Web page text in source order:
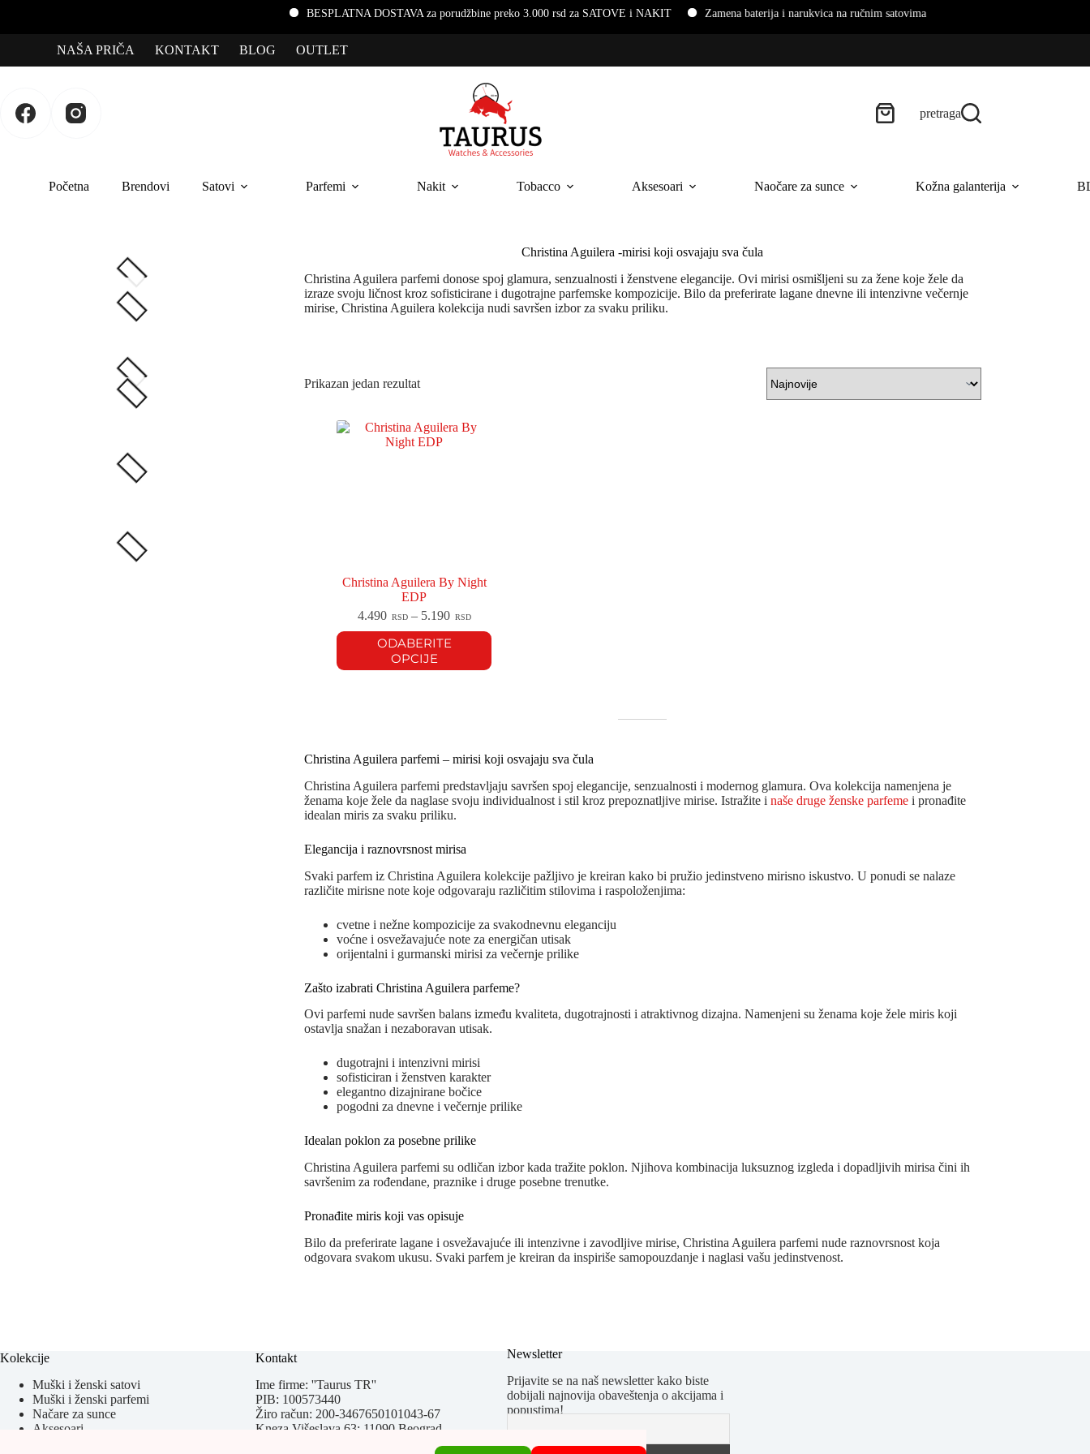
BESPLATNA DOSTAVA za porudžbine preko 3.000 rsd za SATOVE i NAKIT Zamena baterija i narukvica na ručnim satovima
NAŠA PRIČA KONTAKT BLOG OUTLET
pretraga
Početna Brendovi Satovi Parfemi Nakit Tobacco Aksesoari Naočare za sunce Kožna galanterija
Christina Aguilera -mirisi koji osvajaju sva čula
Christina Aguilera parfemi donose spoj glamura, senzualnosti i ženstvene elegancije. Ovi mirisi osmišljeni su za žene koje žele da
izraze svoju ličnost kroz sofisticirane i dugotrajne parfemske kompozicije. Bilo da preferirate lagane dnevne ili intenzivne večernje
mirise, Christina Aguilera kolekcija nudi savršen izbor za svaku priliku.
Prikazan jedan rezultat
Christina Aguilera By Night
EDP
4.490 RSD – 5.190 RSD
ODABERITE
OPCIJE
Christina Aguilera parfemi – mirisi koji osvajaju sva čula
Christina Aguilera parfemi predstavljaju savršen spoj elegancije, senzualnosti i modernog glamura. Ova kolekcija namenjena je
ženama koje žele da naglase svoju individualnost i stil kroz prepoznatljive mirise. Istražite i naše druge ženske parfemei pronađite
idealan miris za svaku priliku.
Elegancija i raznovrsnost mirisa
Svaki parfem iz Christina Aguilera kolekcije pažljivo je kreiran kako bi pružio jedinstveno mirisno iskustvo. U ponudi se nalaze
različite mirisne note koje odgovaraju različitim stilovima i raspoloženjima:
cvetne i nežne kompozicije za svakodnevnu eleganciju
voćne i osvežavajuće note za energičan utisak
orijentalni i gurmanski mirisi za večernje prilike
Zašto izabrati Christina Aguilera parfeme?
Ovi parfemi nude savršen balans između kvaliteta, dugotrajnosti i atraktivnog dizajna. Namenjeni su ženama koje žele miris koji
ostavlja snažan i nezaboravan utisak.
dugotrajni i intenzivni mirisi
sofisticiran i ženstven karakter
elegantno dizajnirane bočice
pogodni za dnevne i večernje prilike
Idealan poklon za posebne prilike
Christina Aguilera parfemi su odličan izbor kada tražite poklon. Njihova kombinacija luksuznog izgleda i dopadljivih mirisa čini ih
savršenim za rođendane, praznike i druge posebne trenutke.
Pronađite miris koji vas opisuje
Bilo da preferirate lagane i osvežavajuće ili intenzivne i zavodljive mirise, Christina Aguilera parfemi nude raznovrsnost koja
odgovara svakom ukusu. Svaki parfem je kreiran da inspiriše samopouzdanje i naglasi vašu jedinstvenost.
Kolekcije
Muški i ženski satovi
Muški i ženski parfemi
Načare za sunce
Aksesoari
Kontakt
Ime firme: ''Taurus TR''
PIB: 100573440
Žiro račun: 200-3467650101043-67
Kneza Višeslava 63; 11090 Beograd
Newsletter
Prijavite se na naš newsletter kako biste
dobijali najnovija obaveštenja o akcijama i
popustima!